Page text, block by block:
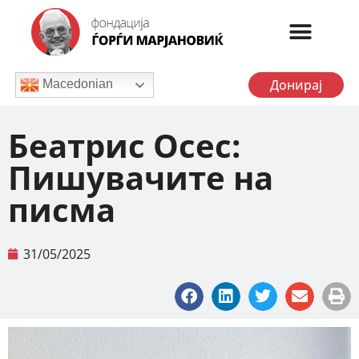
Macedonian Донирај
Беатрис Осес:
Пишувачите на
писма
31/05/2025